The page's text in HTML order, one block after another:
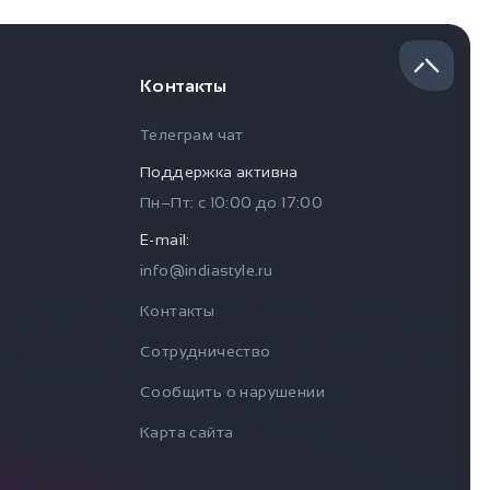
Контакты
Телеграм чат
Поддержка активна
Пн–Пт: с 10:00 до 17:00
E-mail:
info@indiastyle.ru
Контакты
Сотрудничество
Сообщить о нарушении
Карта сайта